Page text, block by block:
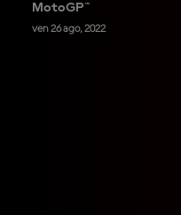
MotoGP™
ven 26 ago, 2022